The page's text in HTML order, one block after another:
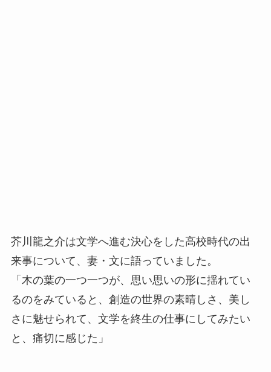
芥川龍之介は文学へ進む決心をした高校時代の出
来事について、妻・文に語っていました。
「木の葉の一つ一つが、思い思いの形に揺れてい
るのをみていると、創造の世界の素晴しさ、美し
さに魅せられて、文学を終生の仕事にしてみたい
と、痛切に感じた」